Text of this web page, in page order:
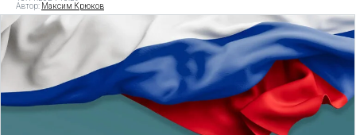
Автор: Максим Крюков